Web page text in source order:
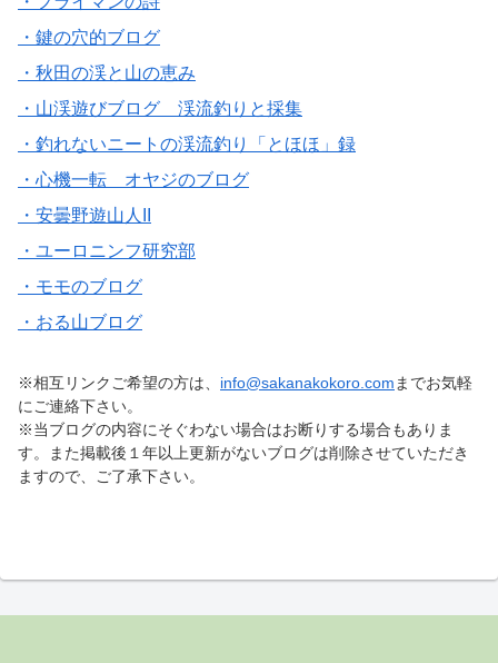
・鍵の穴的ブログ
・秋田の渓と山の恵み
・山渓遊びブログ 渓流釣りと採集
・釣れないニートの渓流釣り「とほほ」録
・心機一転 オヤジのブログ
・安曇野遊山人II
・ユーロニンフ研究部
・モモのブログ
・おる山ブログ
※相互リンクご希望の方は、 info@sakanakokoro.com までお気軽
にご連絡下さい。
※当ブログの内容にそぐわない場合はお断りする場合もありま
す。また掲載後１年以上更新がないブログは削除させていただき
ますので、ご了承下さい。